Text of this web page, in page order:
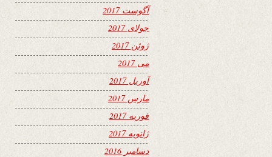
آگوست 2017
جولای 2017
ژوئن 2017
می 2017
آوریل 2017
مارس 2017
فوریه 2017
ژانویه 2017
دسامبر 2016